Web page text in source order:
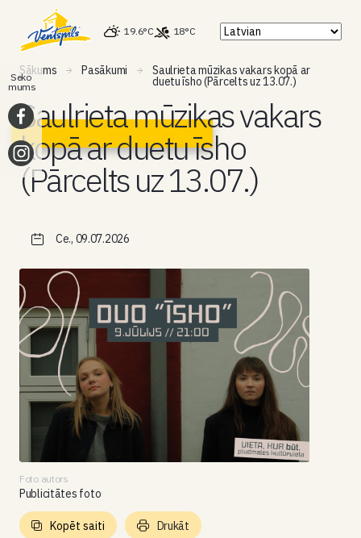
19.6°C 18°C
Sākums Pasākumi Saulrieta mūzikas vakars kopā ar
duetu īsho (Pārcelts uz 13.07.)
Saulrieta mūzikas vakars
kopā ar duetu īsho
(Pārcelts uz 13.07.)
Ce., 09.07.2026
Foto autors
Publicitātes foto
Kopēt saiti Drukāt
Seko
mums